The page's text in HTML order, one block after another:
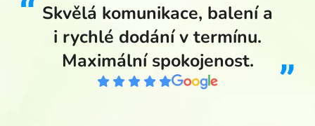
Skvělá komunikace, balení a
i rychlé dodání v termínu.
Maximální spokojenost.